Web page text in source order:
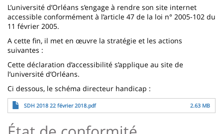
L’université d’Orléans s’engage à rendre son site internet
accessible conformément à l’article 47 de la loi n° 2005-102 du
11 février 2005.
A cette fin, il met en œuvre la stratégie et les actions
suivantes :
Cette déclaration d’accessibilité s’applique au site de
l’université d’Orléans.
Ci dessous, le schéma directeur handicap :
ArchivoSDH 2018 22 février 2018.pdf 2.63 MB